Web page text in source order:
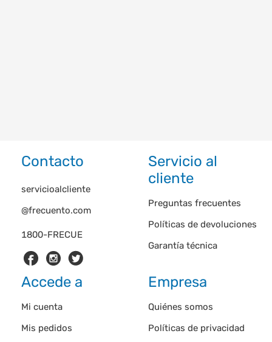
Contacto
1800-FRECUE
servicioalcliente
@frecuento.com
Servicio al
cliente
Preguntas frecuentes
Políticas de devoluciones
Garantía técnica
Accede a
Mi cuenta
Mis pedidos
Empresa
Quiénes somos
Políticas de privacidad